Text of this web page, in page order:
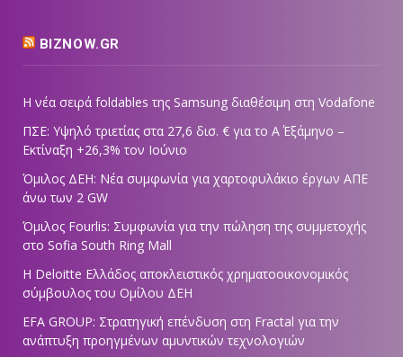
BIZNOW.GR
Η νέα σειρά foldables της Samsung διαθέσιμη στη Vodafone
ΠΣΕ: Υψηλό τριετίας στα 27,6 δισ. € για το Α΄ Εξάμηνο –
Εκτίναξη +26,3% τον Ιούνιο
Όμιλος ΔΕΗ: Νέα συμφωνία για χαρτοφυλάκιο έργων ΑΠΕ
άνω των 2 GW
Όμιλος Fourlis: Συμφωνία για την πώληση της συμμετοχής
στο Sofia South Ring Mall
Η Deloitte Ελλάδος αποκλειστικός χρηματοοικονομικός
σύμβουλος του Ομίλου ΔΕΗ
EFA GROUP: Στρατηγική επένδυση στη Fractal για την
ανάπτυξη προηγμένων αμυντικών τεχνολογιών